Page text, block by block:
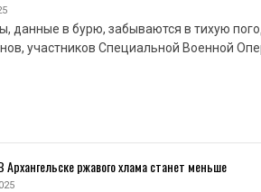
данные в бурю, забываются в тихую
участников Специальной Военной
ржавого хлама станет меньше